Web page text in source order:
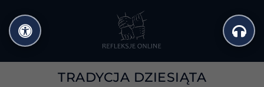
do
treści
TRADYCJA DZIESIĄTA